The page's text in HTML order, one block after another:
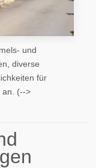
und
diverse
für
an. (-->